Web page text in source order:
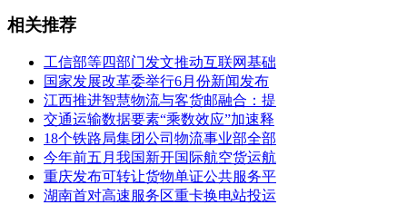
相关推荐
工信部等四部门发文推动互联网基础
国家发展改革委举行6月份新闻发布
江西推进智慧物流与客货邮融合：提
交通运输数据要素“乘数效应”加速释
18个铁路局集团公司物流事业部全部
今年前五月我国新开国际航空货运航
重庆发布可转让货物单证公共服务平
湖南首对高速服务区重卡换电站投运